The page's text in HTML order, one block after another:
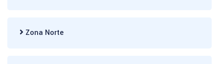
Zona Norte